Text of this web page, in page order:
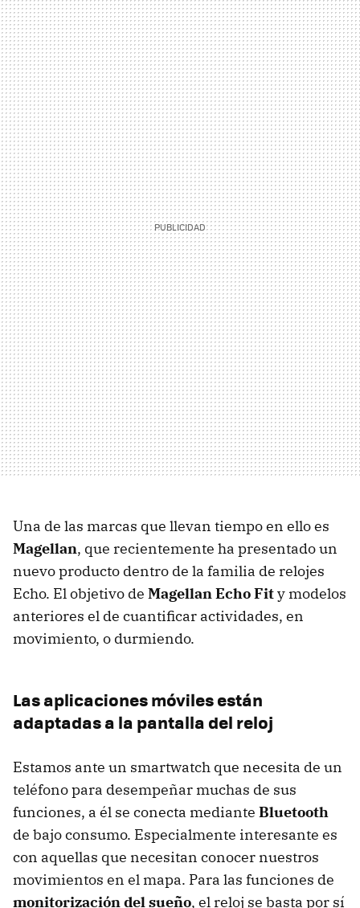
Una de las marcas que llevan tiempo en ello es
Magellan, que recientemente ha presentado un
nuevo producto dentro de la familia de relojes
Echo. El objetivo de Magellan Echo Fity modelos
anteriores el de cuantificar actividades, en
movimiento, o durmiendo.
Las aplicaciones móviles están
adaptadas a la pantalla del reloj
Estamos ante un smartwatch que necesita de un
teléfono para desempeñar muchas de sus
funciones, a él se conecta mediante Bluetooth
de bajo consumo. Especialmente interesante es
con aquellas que necesitan conocer nuestros
movimientos en el mapa. Para las funciones de
monitorización del sueño, el reloj se basta por sí